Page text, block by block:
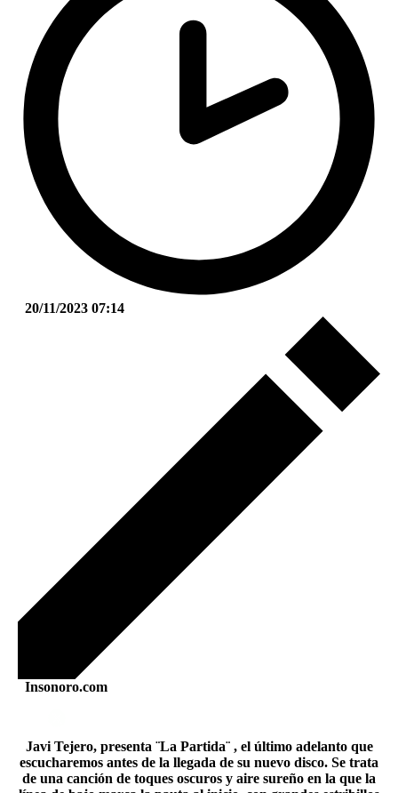
20/11/2023 07:14
Insonoro.com
Javi Tejero, presenta ¨La Partida¨ , el último adelanto que
escucharemos antes de la llegada de su nuevo disco. Se trata
de una canción de toques oscuros y aire sureño en la que la